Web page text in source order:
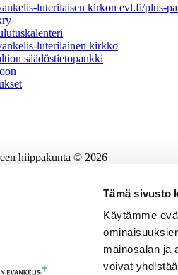
Tämä sivusto
Käytämme
mainosalan ja
voivat
luterilaisen kirkon evl.fi/plus-
luterilainen kirkko
säädöstietopankki
hiippakunta © 2026